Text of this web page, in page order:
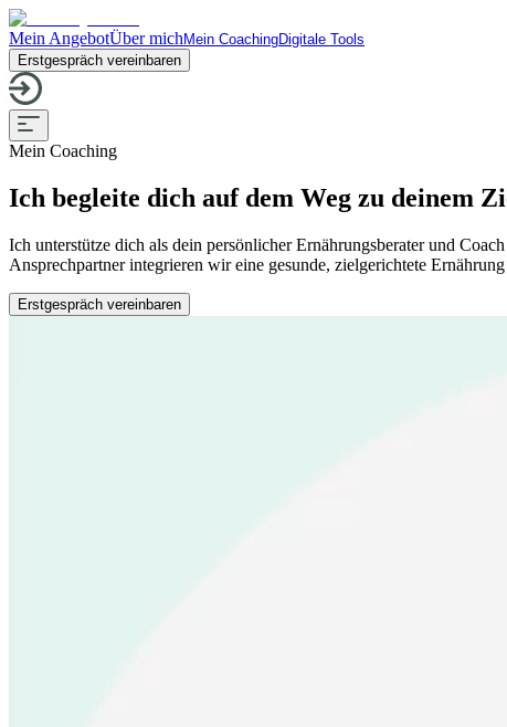
Mein AngebotÜber mich Mein CoachingDigitale Tools
Erstgespräch vereinbaren
Mein Coaching
Ich begleite dich auf dem Weg zu deinem
Ich unterstütze dich als dein persönlicher Ernährungsberater und
Ansprechpartner integrieren wir eine gesunde, zielgerichtete
Erstgespräch vereinbaren